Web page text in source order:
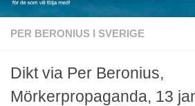
PER BERONIUS I SVERIGE
Dikt via Per Beronius,
Mörkerpropaganda, 13